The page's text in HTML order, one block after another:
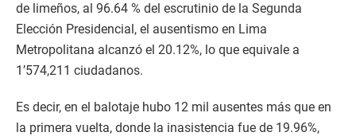
de limeños, al 96.64 % del escrutinio de la Segunda
Elección Presidencial, el ausentismo en Lima
Metropolitana alcanzó el 20.12%, lo que equivale a
1’574,211 ciudadanos.
Es decir, en el balotaje hubo 12 mil ausentes más que en
la primera vuelta, donde la inasistencia fue de 19.96%,